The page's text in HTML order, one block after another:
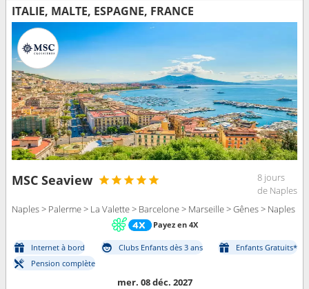
ITALIE, MALTE, ESPAGNE, FRANCE
MSC Seaview
8 jours
de Naples
Naples > Palerme > La Valette > Barcelone > Marseille > Gênes > Naples
Payez en 4X
Internet à bord Clubs Enfants dès 3 ans
Enfants Gratuits*
Pension complète
mer. 08 déc. 2027